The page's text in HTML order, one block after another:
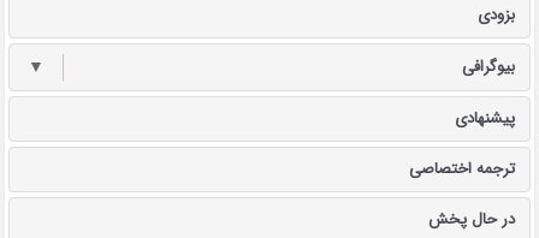
بزودی
بیوگرافی ▼
پیشنهادی
ترجمه اختصاصی
در حال پخش